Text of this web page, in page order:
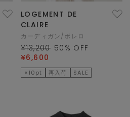
LOGEMENT DE
CLAIRE
カーディガン/ボレロ
¥13,200 50 % OFF
¥6,600
×10pt 再入荷 SALE